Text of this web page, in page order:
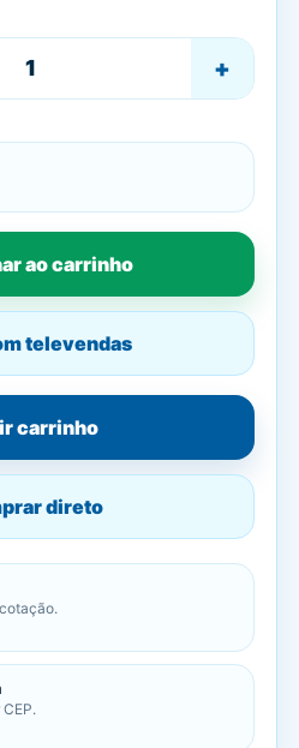
+
ao carrinho
televendas
carrinho
direto